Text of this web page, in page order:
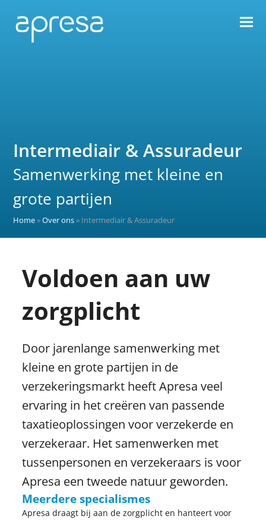
Intermediair & Assuradeur
Samenwerking met kleine en
grote partijen
Home»Over ons» Intermediair & Assuradeur
Voldoen aan uw
zorgplicht
Door jarenlange samenwerking met
kleine en grote partijen in de
verzekeringsmarkt heeft Apresa veel
ervaring in het creëren van passende
taxatieoplossingen voor verzekerde en
verzekeraar. Het samenwerken met
tussenpersonen en verzekeraars is voor
Apresa een tweede natuur geworden.
Meerdere specialismes
Apresa draagt bij aan de zorgplicht en hanteert voor